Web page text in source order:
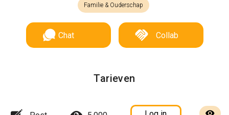
Familie & Ouderschap
Chat Collab
Tarieven